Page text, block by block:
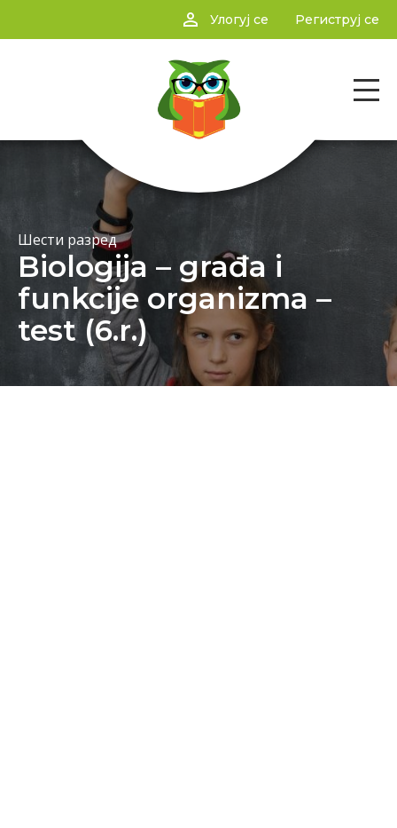
person_outline Улогуј се Региструј се
Шести разред
Biologija – građa i
funkcije organizma –
test (6.r.)